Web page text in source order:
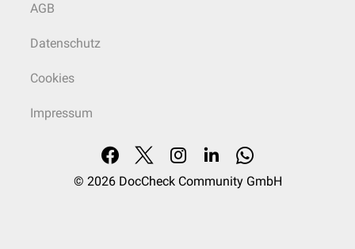
AGB
Datenschutz
Cookies
Impressum
© 2026 DocCheck Community GmbH